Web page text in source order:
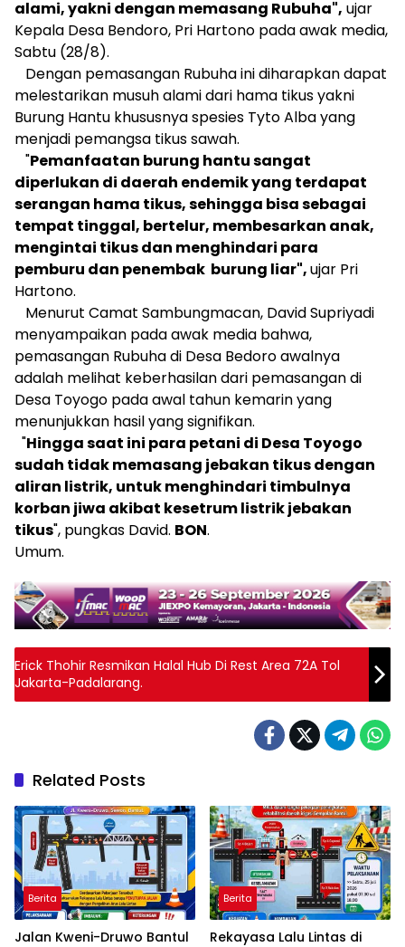
alami, yakni dengan memasang Rubuha", ujar
Kepala Desa Bendoro, Pri Hartono pada awak media,
Sabtu (28/8).
Dengan pemasangan Rubuha ini diharapkan dapat
melestarikan musuh alami dari hama tikus yakni
Burung Hantu khususnya spesies Tyto Alba yang
menjadi pemangsa tikus sawah.
"Pemanfaatan burung hantu sangat
diperlukan di daerah endemik yang terdapat
serangan hama tikus, sehingga bisa sebagai
tempat tinggal, bertelur, membesarkan anak,
mengintai tikus dan menghindari para
pemburu dan penembak burung liar",ujar Pri
Hartono.
Menurut Camat Sambungmacan, David Supriyadi
menyampaikan pada awak media bahwa,
pemasangan Rubuha di Desa Bedoro awalnya
adalah melihat keberhasilan dari pemasangan di
Desa Toyogo pada awal tahun kemarin yang
menunjukkan hasil yang signifikan.
"Hingga saat ini para petani di Desa Toyogo
sudah tidak memasang jebakan tikus dengan
aliran listrik, untuk menghindari timbulnya
korban jiwa akibat kesetrum listrik jebakan
tikus", pungkas David. BON.
Umum.
Erick Thohir Resmikan Halal Hub Di Rest Area 72A Tol
Jakarta-Padalarang.
Related Posts
Berita
Jalan Kweni-Druwo Bantul
Berita
Rekayasa Lalu Lintas di